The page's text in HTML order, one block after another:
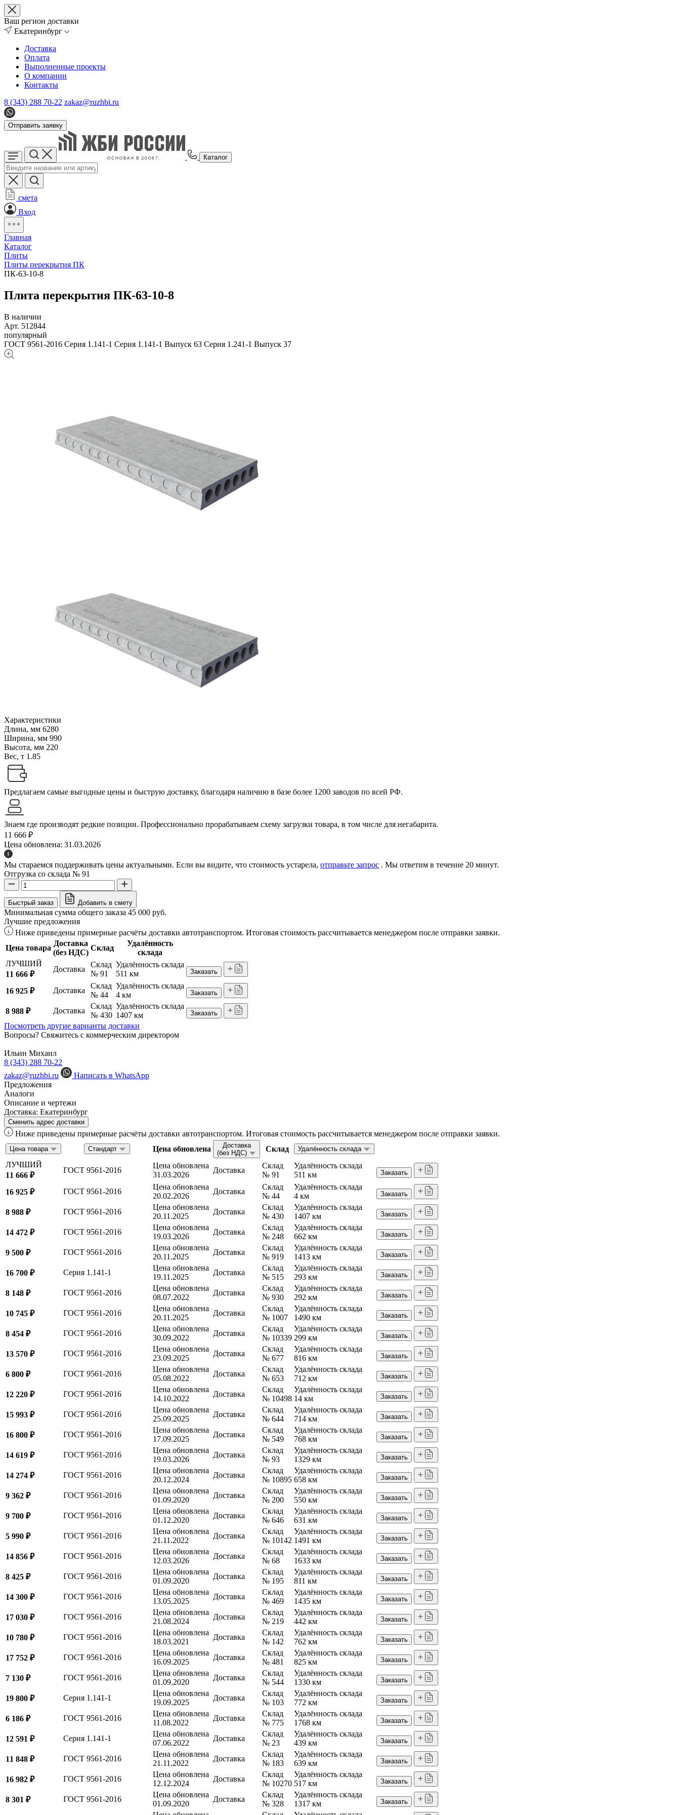
Ваш регион доставки
Екатеринбург
Доставка
Оплата
Выполненные проекты
О компании
Контакты
8 (343) 288 70-22 zakaz@ruzhbi.ru
Отправить заявку
Каталог
смета
Вход
Главная
Каталог
Плиты
Плиты перекрытия ПК
ПК-63-10-8
Плита перекрытия ПК-63-10-8
В наличии
Арт. 512844
популярный
ГОСТ 9561-2016 Серия 1.141-1 Серия 1.141-1 Выпуск 63 Серия 1.241-1 Выпуск 37
Характеристики
Длина, мм 6280
Ширина, мм 990
Высота, мм 220
Вес, т 1.85
Предлагаем самые выгодные цены и быструю доставку, благодаря наличию в базе более 1200 заводов по всей РФ.
Знаем где производят редкие позиции. Профессионально прорабатываем схему загрузки товара, в том числе для негабарита.
11 666 ₽
Цена обновлена: 31.03.2026
Мы стараемся поддерживать цены актуальными. Если вы видите, что стоимость устарела, отправьте запрос . Мы ответим в течение 20 минут.
Отгрузка со склада № 91
Быстрый заказ Добавить в смету
Минимальная сумма общего заказа 45 000 руб.
Лучшие предложения
Ниже приведены примерные расчёты доставки автотранспортом. Итоговая стоимость рассчитывается менеджером после отправки заявки.
Цена товара
Доставка
(без НДС)
Склад
Удалённость
склада
ЛУЧШИЙ
11 666 ₽
Доставка
Склад
№ 91
Удалённость склада
511 км
Заказать
16 925 ₽ Доставка
Склад
№ 44
Удалённость склада
4 км
Заказать
8 988 ₽ Доставка
Склад
№ 430
Удалённость склада
1407 км
Заказать
Посмотреть другие варианты доставки
Вопросы? Свяжитесь с коммерческим директором
Ильин Михаил
8 (343) 288 70-22
zakaz@ruzhbi.ru
Написать в WhatsApp
Предложения
Аналоги
Описание и чертежи
Доставка: Екатеринбург
Сменить адрес доставки
Ниже приведены примерные расчёты доставки автотранспортом. Итоговая стоимость рассчитывается менеджером после отправки заявки.
Цена товара Стандарт Цена обновлена
Доставка
(без НДС)
Склад Удалённость склада
ЛУЧШИЙ
11 666 ₽
ГОСТ 9561-2016
Цена обновлена
31.03.2026
Доставка
Склад
№ 91
Удалённость склада
511 км
Заказать
16 925 ₽ ГОСТ 9561-2016
Цена обновлена
20.02.2026
Доставка
Склад
№ 44
Удалённость склада
4 км
Заказать
8 988 ₽ ГОСТ 9561-2016
Цена обновлена
20.11.2025
Доставка
Склад
№ 430
Удалённость склада
1407 км
Заказать
14 472 ₽ ГОСТ 9561-2016
Цена обновлена
19.03.2026
Доставка
Склад
№ 248
Удалённость склада
662 км
Заказать
9 500 ₽ ГОСТ 9561-2016
Цена обновлена
20.11.2025
Доставка
Склад
№ 919
Удалённость склада
1413 км
Заказать
16 700 ₽ Серия 1.141-1
Цена обновлена
19.11.2025
Доставка
Склад
№ 515
Удалённость склада
293 км
Заказать
8 148 ₽ ГОСТ 9561-2016
Цена обновлена
08.07.2022
Доставка
Склад
№ 930
Удалённость склада
292 км
Заказать
10 745 ₽ ГОСТ 9561-2016
Цена обновлена
20.11.2025
Доставка
Склад
№ 1007
Удалённость склада
1490 км
Заказать
8 454 ₽ ГОСТ 9561-2016
Цена обновлена
30.09.2022
Доставка
Склад
№ 10339
Удалённость склада
299 км
Заказать
13 570 ₽ ГОСТ 9561-2016
Цена обновлена
23.09.2025
Доставка
Склад
№ 677
Удалённость склада
816 км
Заказать
6 800 ₽ ГОСТ 9561-2016
Цена обновлена
05.08.2022
Доставка
Склад
№ 653
Удалённость склада
712 км
Заказать
12 220 ₽ ГОСТ 9561-2016
Цена обновлена
14.10.2022
Доставка
Склад
№ 10498
Удалённость склада
14 км
Заказать
15 993 ₽ ГОСТ 9561-2016
Цена обновлена
25.09.2025
Доставка
Склад
№ 644
Удалённость склада
714 км
Заказать
16 800 ₽ ГОСТ 9561-2016
Цена обновлена
17.09.2025
Доставка
Склад
№ 549
Удалённость склада
768 км
Заказать
14 619 ₽ ГОСТ 9561-2016
Цена обновлена
19.03.2026
Доставка
Склад
№ 93
Удалённость склада
1329 км
Заказать
14 274 ₽ ГОСТ 9561-2016
Цена обновлена
20.12.2024
Доставка
Склад
№ 10895
Удалённость склада
658 км
Заказать
9 362 ₽ ГОСТ 9561-2016
Цена обновлена
01.09.2020
Доставка
Склад
№ 200
Удалённость склада
550 км
Заказать
9 700 ₽ ГОСТ 9561-2016
Цена обновлена
01.12.2020
Доставка
Склад
№ 646
Удалённость склада
631 км
Заказать
5 990 ₽ ГОСТ 9561-2016
Цена обновлена
21.11.2022
Доставка
Склад
№ 10142
Удалённость склада
1491 км
Заказать
14 856 ₽ ГОСТ 9561-2016
Цена обновлена
12.03.2026
Доставка
Склад
№ 68
Удалённость склада
1633 км
Заказать
8 425 ₽ ГОСТ 9561-2016
Цена обновлена
01.09.2020
Доставка
Склад
№ 195
Удалённость склада
811 км
Заказать
14 300 ₽ ГОСТ 9561-2016
Цена обновлена
13.05.2025
Доставка
Склад
№ 469
Удалённость склада
1435 км
Заказать
17 030 ₽ ГОСТ 9561-2016
Цена обновлена
21.08.2024
Доставка
Склад
№ 219
Удалённость склада
442 км
Заказать
10 780 ₽ ГОСТ 9561-2016
Цена обновлена
18.03.2021
Доставка
Склад
№ 142
Удалённость склада
762 км
Заказать
17 752 ₽ ГОСТ 9561-2016
Цена обновлена
16.09.2025
Доставка
Склад
№ 481
Удалённость склада
825 км
Заказать
7 130 ₽ ГОСТ 9561-2016
Цена обновлена
01.09.2020
Доставка
Склад
№ 544
Удалённость склада
1330 км
Заказать
19 800 ₽ Серия 1.141-1
Цена обновлена
19.09.2025
Доставка
Склад
№ 103
Удалённость склада
772 км
Заказать
6 186 ₽ ГОСТ 9561-2016
Цена обновлена
11.08.2022
Доставка
Склад
№ 775
Удалённость склада
1768 км
Заказать
12 591 ₽ Серия 1.141-1
Цена обновлена
07.06.2022
Доставка
Склад
№ 23
Удалённость склада
439 км
Заказать
11 848 ₽ ГОСТ 9561-2016
Цена обновлена
21.11.2022
Доставка
Склад
№ 183
Удалённость склада
639 км
Заказать
16 982 ₽ ГОСТ 9561-2016
Цена обновлена
12.12.2024
Доставка
Склад
№ 10270
Удалённость склада
517 км
Заказать
8 301 ₽ ГОСТ 9561-2016
Цена обновлена
01.09.2020
Доставка
Склад
№ 328
Удалённость склада
1317 км
Заказать